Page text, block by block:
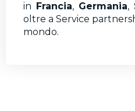
in
Francia, Germania,
oltre a Service
mondo.